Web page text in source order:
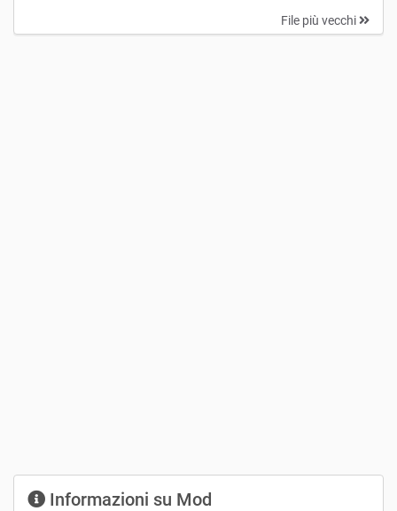
File più vecchi
Informazioni su Mod